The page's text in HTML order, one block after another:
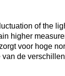
of the
higher
voor hoge
de